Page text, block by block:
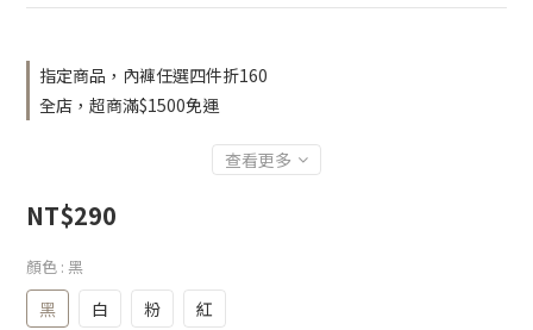
指定商品，內褲任選四件折160
全店，超商滿$1500免運
查看更多
NT$290
顏色 : 黑
黑 白 粉 紅